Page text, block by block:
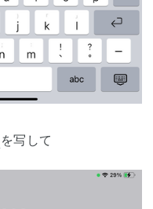
を写して